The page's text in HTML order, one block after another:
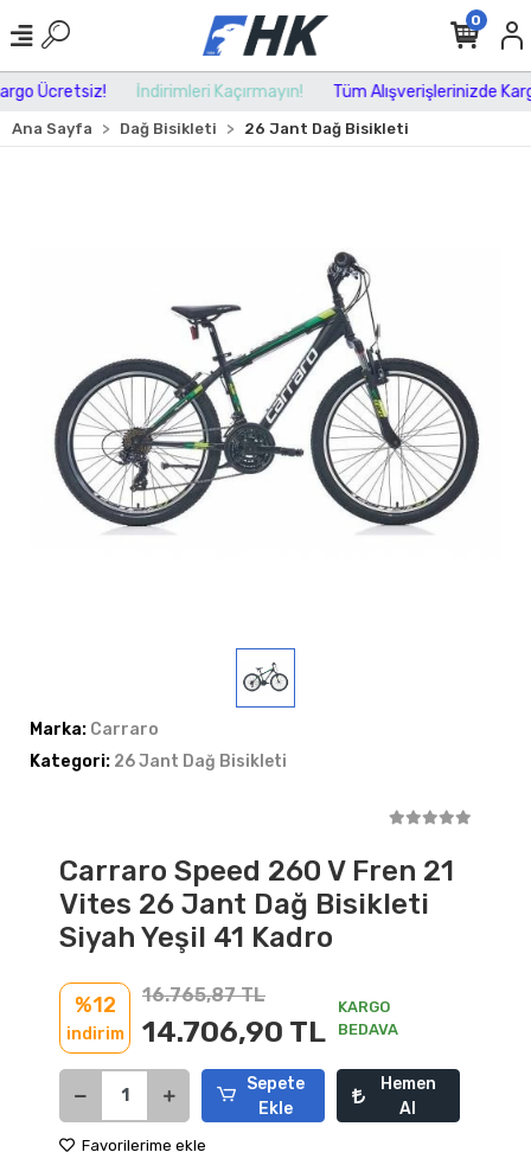
Ücretsiz! İndirimleri Kaçırmayın! Tüm Alışverişlerinizde
0
Ana Sayfa Dağ Bisikleti 26 Jant Dağ Bisikleti
Marka: Carraro
Kategori: 26 Jant Dağ Bisikleti
Carraro Speed 260 V Fren 21
Vites 26 Jant Dağ Bisikleti
Siyah Yeşil 41 Kadro
%12
indirim
16.765,87 TL
14.706,90 TL
KARGO
BEDAVA
Sepete
Ekle
Hemen
Al
Favorilerime ekle